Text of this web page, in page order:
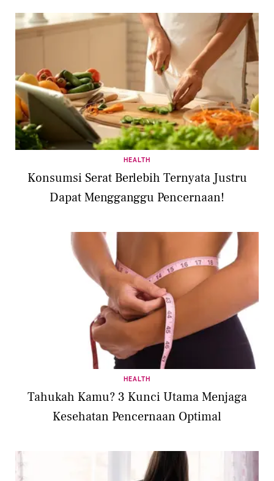
HEALTH
Konsumsi Serat Berlebih Ternyata Justru
Dapat Mengganggu Pencernaan!
HEALTH
Tahukah Kamu? 3 Kunci Utama Menjaga
Kesehatan Pencernaan Optimal